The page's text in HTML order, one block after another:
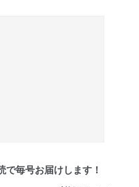
で毎号お届けします！